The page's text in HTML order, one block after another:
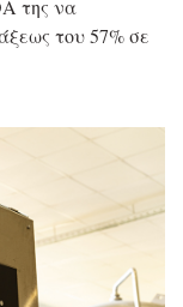
της να
του 57% σε